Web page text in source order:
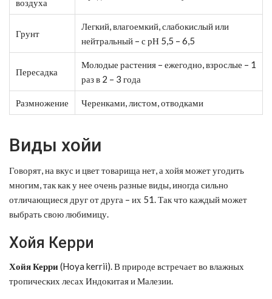
воздуха
Грунт
Легкий, влагоемкий, слабокислый или
нейтральный – с рН 5,5 – 6,5
Пересадка
Молодые растения – ежегодно, взрослые – 1
раз в 2 – 3 года
Размножение Черенками, листом, отводками
Виды хойи
Говорят, на вкус и цвет товарища нет, а хойя может угодить
многим, так как у нее очень разные виды, иногда сильно
отличающиеся друг от друга – их 51. Так что каждый может
выбрать свою любимицу.
Хойя Керри
Хойя Керри(Hoya kerrii). В природе встречает во влажных
тропических лесах Индокитая и Малезии.